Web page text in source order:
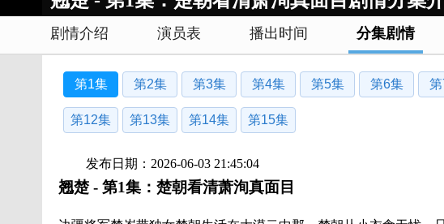
剧情介绍 演员表 播出时间 分集剧情
第1集 第2集 第3集 第4集 第5集 第6集
第12集 第13集 第14集 第15集
发布日期：2026-06-03 21:45:04
翘楚 - 第1集：楚朝看清萧洵真面目